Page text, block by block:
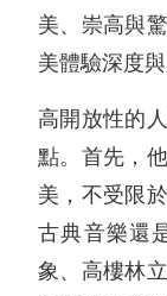
美、崇高與
美體驗深度
高開放性的
點。首先，
美，不受限
古典音樂還
象、高樓林